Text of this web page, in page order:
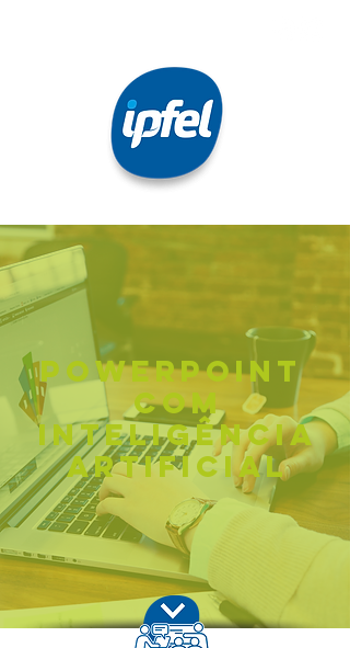
POWERPOINT
COM
INTELIGÊNCIA
ARTIFICIAL